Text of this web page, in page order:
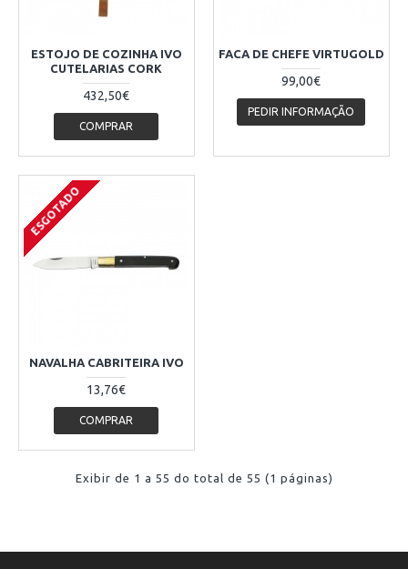
ESTOJO DE COZINHA IVO
CUTELARIAS CORK
432,50€
COMPRAR
FACA DE CHEFE VIRTUGOLD
99,00€
PEDIR INFORMAÇÃO
ESGOTADO
NAVALHA CABRITEIRA IVO
13,76€
COMPRAR
Exibir de 1 a 55 do total de 55 (1 páginas)